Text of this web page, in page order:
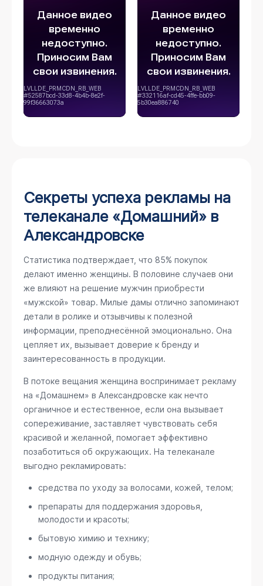
Секреты успеха рекламы на
телеканале «Домашний» в
Александровске
Статистика подтверждает, что 85% покупок
делают именно женщины. В половине случаев они
же влияют на решение мужчин приобрести
«мужской» товар. Милые дамы отлично запоминают
детали в ролике и отзывчивы к полезной
информации, преподнесённой эмоционально. Она
цепляет их, вызывает доверие к бренду и
заинтересованность в продукции.
В потоке вещания женщина воспринимает рекламу
на «Домашнем» в Александровске как нечто
органичное и естественное, если она вызывает
сопереживание, заставляет чувствовать себя
красивой и желанной, помогает эффективно
позаботиться об окружающих. На телеканале
выгодно рекламировать:
средства по уходу за волосами, кожей, телом;
препараты для поддержания здоровья,
молодости и красоты;
бытовую химию и технику;
модную одежду и обувь;
продукты питания;